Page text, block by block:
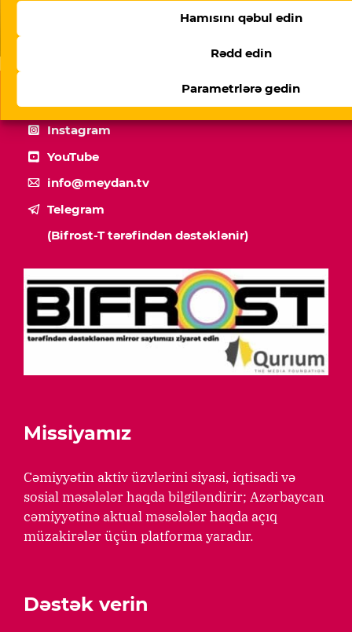
Hamısını qəbul edin
Rədd edin
Parametrlərə gedin
Akif Qurbanov yazır: Qurtuluş, yoxsa avtoritar
revanş? Azərbaycanın yarımçıq qalmış demokratik
transformasiyası
Facebook
Instagram
YouTube
info@meydan.tv
Telegram
(Bifrost-T tərəfindən dəstəklənir)
Missiyamız
Cəmiyyətin aktiv üzvlərini siyasi, iqtisadi və
sosial məsələlər haqda bilgiləndirir; Azərbaycan
cəmiyyətinə aktual məsələlər haqda açıq
müzakirələr üçün platforma yaradır.
Dəstək verin